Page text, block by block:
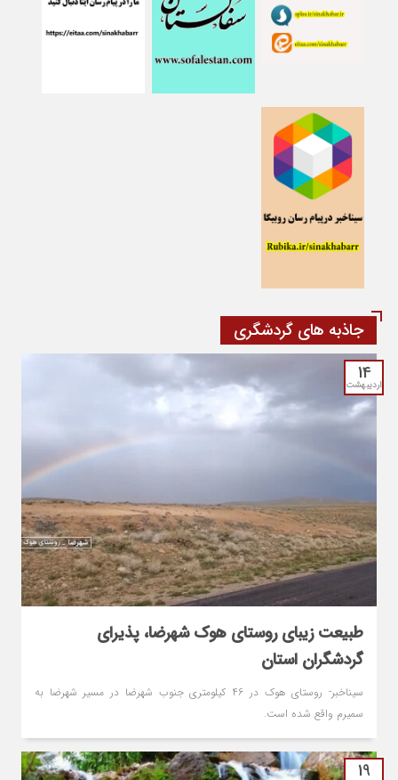
جاذبه های گردشگری
14
اردیبهشت
طبیعت زیبای روستای هوک شهرضا، پذیرای
گردشگران استان
سیناخبر- روستای هوک در ۴۶ کیلومتری جنوب شهرضا در مسیر شهرضا به
سمیرم واقع شده است.
19